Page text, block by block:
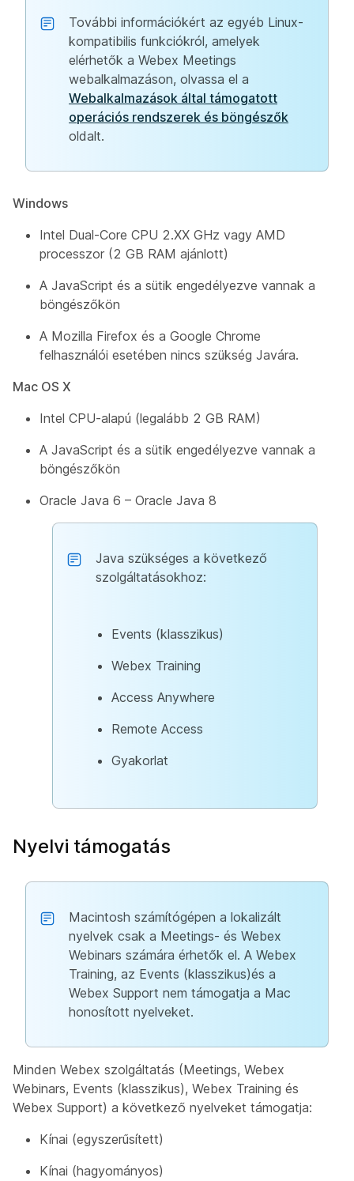
További információkért az egyéb Linux-
kompatibilis funkciókról, amelyek
elérhetők a Webex Meetings
webalkalmazáson, olvassa el a
Webalkalmazások által támogatott
operációs rendszerek és böngészők
oldalt.
Windows
Intel Dual-Core CPU 2.XX GHz vagy AMD
processzor (2 GB RAM ajánlott)
A JavaScript és a sütik engedélyezve vannak a
böngészőkön
A Mozilla Firefox és a Google Chrome
felhasználói esetében nincs szükség Javára.
Mac OS X
Intel CPU-alapú (legalább 2 GB RAM)
A JavaScript és a sütik engedélyezve vannak a
böngészőkön
Oracle Java 6 – Oracle Java 8
Java szükséges a következő
szolgáltatásokhoz:
Events (klasszikus)
Webex Training
Access Anywhere
Remote Access
Gyakorlat
Nyelvi támogatás
Macintosh számítógépen a lokalizált
nyelvek csak a Meetings- és Webex
Webinars számára érhetők el. A Webex
Training, az Events (klasszikus)és a
Webex Support nem támogatja a Mac
honosított nyelveket.
Minden Webex szolgáltatás (Meetings, Webex
Webinars, Events (klasszikus), Webex Training és
Webex Support) a következő nyelveket támogatja:
Kínai (egyszerűsített)
Kínai (hagyományos)